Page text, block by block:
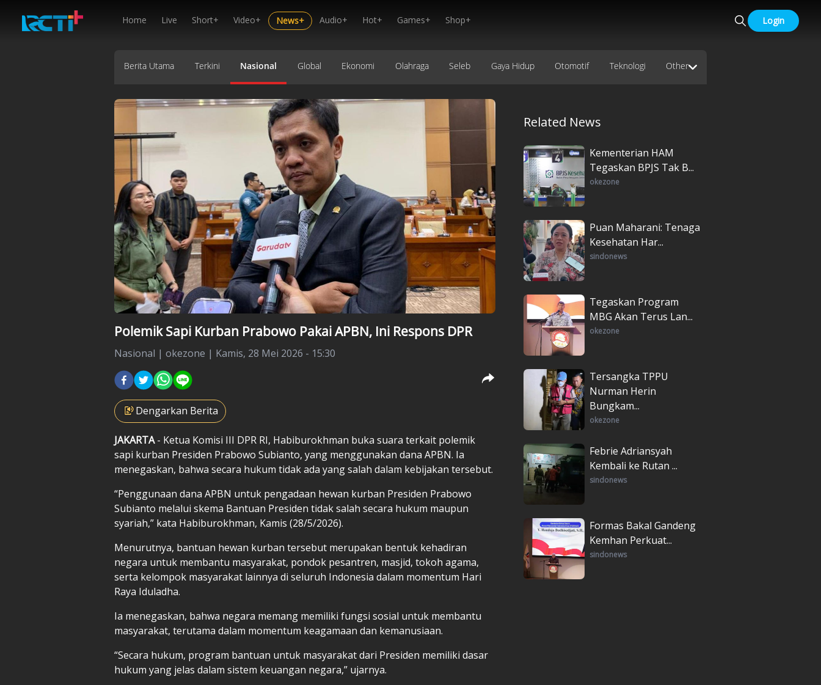
Home Live Short+ Video+ News+ Audio+ Hot+ Games+ Shop+ Login
Berita Utama Terkini Nasional Global Ekonomi Olahraga Seleb Gaya Hidup Otomotif Teknologi Other
Polemik Sapi Kurban Prabowo Pakai APBN, Ini Respons DPR
Nasional | okezone | Kamis, 28 Mei 2026 - 15:30
Dengarkan Berita
JAKARTA- Ketua Komisi III DPR RI, Habiburokhman buka suara terkait polemik
sapi kurban Presiden Prabowo Subianto, yang menggunakan dana APBN. Ia
menegaskan, bahwa secara hukum tidak ada yang salah dalam kebijakan tersebut.
“Penggunaan dana APBN untuk pengadaan hewan kurban Presiden Prabowo
Subianto melalui skema Bantuan Presiden tidak salah secara hukum maupun
syariah,” kata Habiburokhman, Kamis (28/5/2026).
Menurutnya, bantuan hewan kurban tersebut merupakan bentuk kehadiran
negara untuk membantu masyarakat, pondok pesantren, masjid, tokoh agama,
serta kelompok masyarakat lainnya di seluruh Indonesia dalam momentum Hari
Raya Iduladha.
Ia menegaskan, bahwa negara memang memiliki fungsi sosial untuk membantu
masyarakat, terutama dalam momentum keagamaan dan kemanusiaan.
“Secara hukum, program bantuan untuk masyarakat dari Presiden memiliki dasar
hukum yang jelas dalam sistem keuangan negara,” ujarnya.
Related News
Kementerian HAM
Tegaskan BPJS Tak B...
okezone
Puan Maharani: Tenaga
Kesehatan Har...
sindonews
Tegaskan Program
MBG Akan Terus Lan...
okezone
Tersangka TPPU
Nurman Herin
Bungkam...
okezone
Febrie Adriansyah
Kembali ke Rutan ...
sindonews
Formas Bakal Gandeng
Kemhan Perkuat...
sindonews